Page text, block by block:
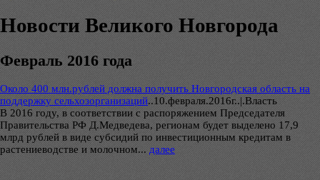
Новости Великого Новгорода
Февраль 2016 года
Около 400 млн.рублей должна получить Новгородская область на
поддержку сельхозорганизаций..10.февраля.2016г..|.Власть
В 2016 году, в соответствии с распоряжением Председателя
Правительства РФ Д.Медведева, регионам будет выделено 17,9
млрд рублей в виде субсидий по инвестиционным кредитам в
растениеводстве и молочном... далее